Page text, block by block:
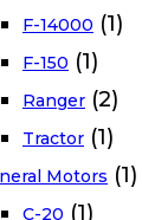
F-14000 (1)
F-150 (1)
Ranger (2)
Tractor (1)
Motors (1)
C-20 (1)